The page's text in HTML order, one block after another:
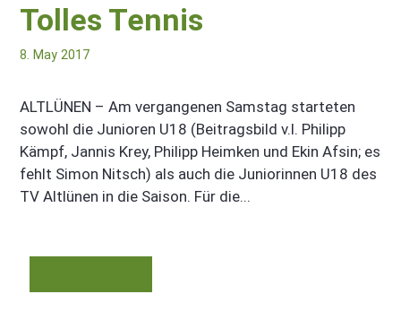
Tolles Tennis
8. May 2017
ALTLÜNEN – Am vergangenen Samstag starteten
sowohl die Junioren U18 (Beitragsbild v.l. Philipp
Kämpf, Jannis Krey, Philipp Heimken und Ekin Afsin; es
fehlt Simon Nitsch) als auch die Juniorinnen U18 des
TV Altlünen in die Saison. Für die...